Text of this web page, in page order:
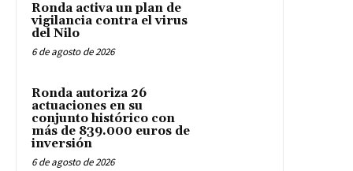
Ronda activa un plan de
vigilancia contra el virus
del Nilo
6 de agosto de 2026
Ronda autoriza 26
actuaciones en su
conjunto histórico con
más de 839.000 euros de
inversión
6 de agosto de 2026